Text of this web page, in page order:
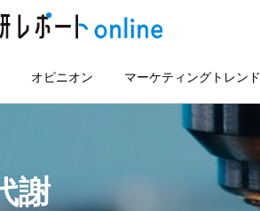
オピニオン マーケティングトレンド
謝